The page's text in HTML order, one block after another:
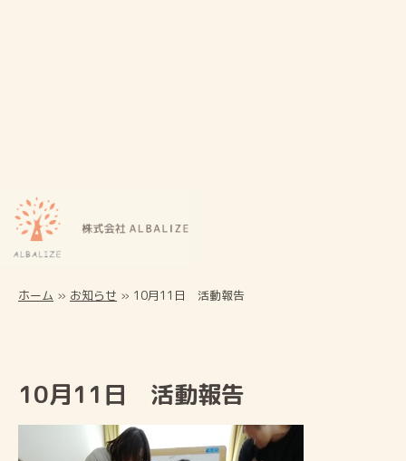
ホーム » お知らせ » 10月11日 活動報告
10月11日 活動報告